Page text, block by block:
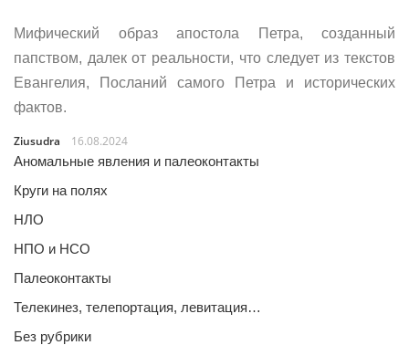
Мифический образ апостола Петра, созданный
папством, далек от реальности, что следует из текстов
Евангелия, Посланий самого Петра и исторических
фактов.
Ziusudra
16.08.2024
Аномальные явления и палеоконтакты
Круги на полях
НЛО
НПО и НСО
Палеоконтакты
Телекинез, телепортация, левитация…
Без рубрики